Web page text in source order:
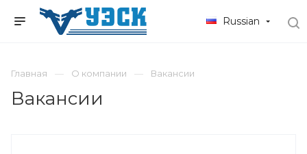
Russian
Главная О компании Вакансии
Вакансии